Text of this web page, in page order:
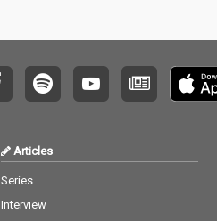
Articles
Series
Interview